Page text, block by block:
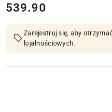
cena:
539.90
Zarejestruj się, aby
lojalnościowych.